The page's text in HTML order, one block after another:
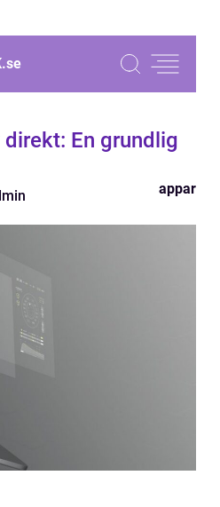
se
En grundlig
appar